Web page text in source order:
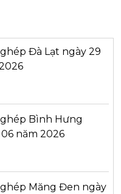
Đà Lạt ngày 29
Bình Hưng
năm 2026
Măng Đen ngày